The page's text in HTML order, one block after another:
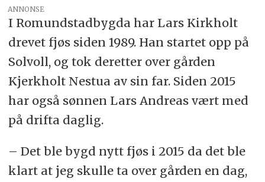
ANNONSE
I Romundstadbygda har Lars Kirkholt
drevet fjøs siden 1989. Han startet opp på
Solvoll, og tok deretter over gården
Kjerkholt Nestua av sin far. Siden 2015
har også sønnen Lars Andreas vært med
på drifta daglig.
– Det ble bygd nytt fjøs i 2015 da det ble
klart at jeg skulle ta over gården en dag,